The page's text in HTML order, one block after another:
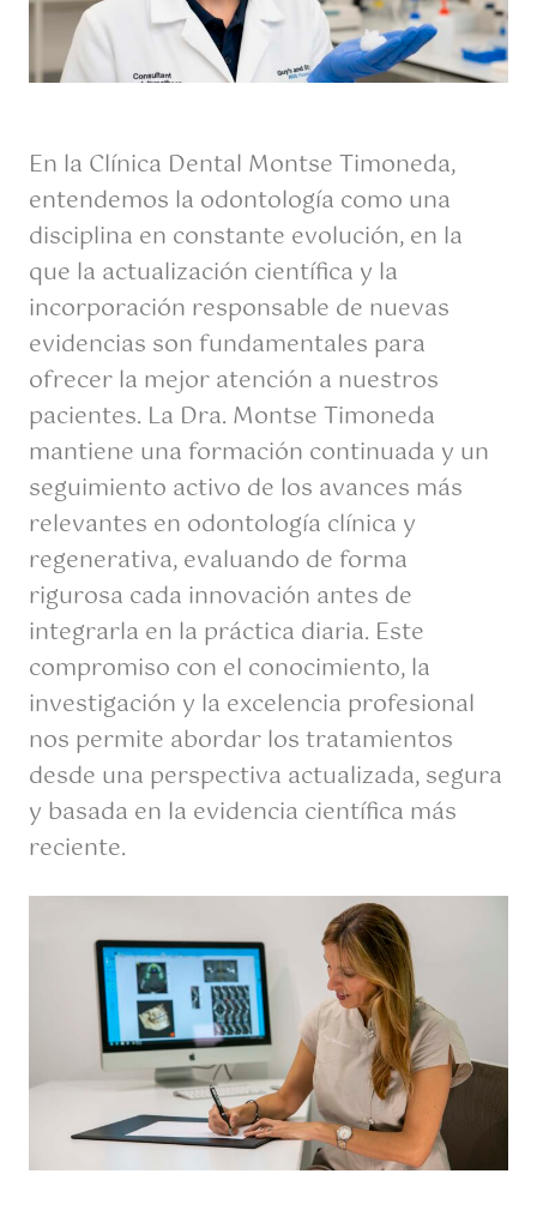
En la Clínica Dental Montse Timoneda,
entendemos la odontología como una
disciplina en constante evolución, en la
que la actualización científica y la
incorporación responsable de nuevas
evidencias son fundamentales para
ofrecer la mejor atención a nuestros
pacientes. La Dra. Montse Timoneda
mantiene una formación continuada y un
seguimiento activo de los avances más
relevantes en odontología clínica y
regenerativa, evaluando de forma
rigurosa cada innovación antes de
integrarla en la práctica diaria. Este
compromiso con el conocimiento, la
investigación y la excelencia profesional
nos permite abordar los tratamientos
desde una perspectiva actualizada, segura
y basada en la evidencia científica más
reciente.